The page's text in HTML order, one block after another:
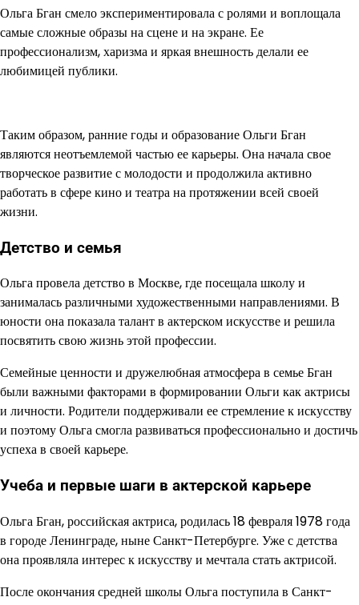
Ольга Бган смело экспериментировала с ролями и воплощала
самые сложные образы на сцене и на экране. Ее
профессионализм, харизма и яркая внешность делали ее
любимицей публики.
Таким образом, ранние годы и образование Ольги Бган
являются неотъемлемой частью ее карьеры. Она начала свое
творческое развитие с молодости и продолжила активно
работать в сфере кино и театра на протяжении всей своей
жизни.
Детство и семья
Ольга провела детство в Москве, где посещала школу и
занималась различными художественными направлениями. В
юности она показала талант в актерском искусстве и решила
посвятить свою жизнь этой профессии.
Семейные ценности и дружелюбная атмосфера в семье Бган
были важными факторами в формировании Ольги как актрисы
и личности. Родители поддерживали ее стремление к искусству
и поэтому Ольга смогла развиваться профессионально и достичь
успеха в своей карьере.
Учеба и первые шаги в актерской карьере
Ольга Бган, российская актриса, родилась 18 февраля 1978 года
в городе Ленинграде, ныне Санкт-Петербурге. Уже с детства
она проявляла интерес к искусству и мечтала стать актрисой.
После окончания средней школы Ольга поступила в Санкт-